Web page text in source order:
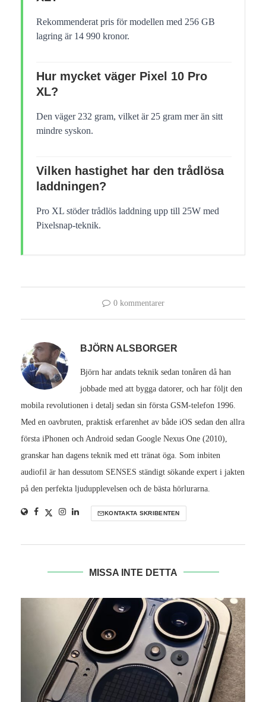
Rekommenderat pris för modellen med 256 GB
lagring är 14 990 kronor.
Hur mycket väger Pixel 10 Pro
XL?
Den väger 232 gram, vilket är 25 gram mer än sitt
mindre syskon.
Vilken hastighet har den trådlösa
laddningen?
Pro XL stöder trådlös laddning upp till 25W med
Pixelsnap-teknik.
0 kommentarer
BJÖRN ALSBORGER
Björn har andats teknik sedan tonåren då han
jobbade med att bygga datorer, och har följt den
mobila revolutionen i detalj sedan sin första GSM-telefon 1996.
Med en oavbruten, praktisk erfarenhet av både iOS sedan den allra
första iPhonen och Android sedan Google Nexus One (2010),
granskar han dagens teknik med ett tränat öga. Som inbiten
audiofil är han dessutom SENSES ständigt sökande expert i jakten
på den perfekta ljudupplevelsen och de bästa hörlurarna.
KONTAKTA SKRIBENTEN
MISSA INTE DETTA